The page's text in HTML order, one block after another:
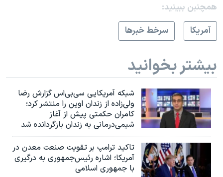
همچنبن ببینید:
آمريکا
سرخط خبرها
بیشتر بخوانید
شبکه آمریکایی سی‌بی‌‌اس گزارش رضا
ولی‌زاده از زندان اوین را منتشر کرد؛
کامران حکمتی پیش از آغاز
شیمی‌درمانی به زندان بازگردانده شد
تاکید ترامپ بر تقویت صنعت معدن در
آمریکا؛ اشاره رئیس‌جمهوری به درگیری
با جمهوری اسلامی